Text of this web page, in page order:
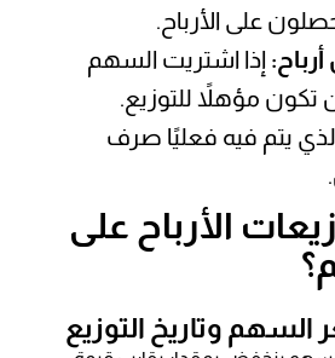
على الأرباح.
إذا اشتريت السهم
تكون مؤهلاً للتوزيع.
يتم فيه فعليًا صرف
الأرباح على
السهم وتاريخ التوزيع